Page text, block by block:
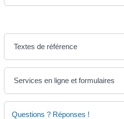
Textes de référence
Services en ligne et formulaires
Questions ? Réponses !